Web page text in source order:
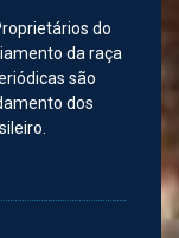
do
da raça
são
dos